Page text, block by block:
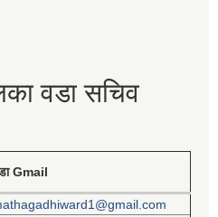
वडा सचिव
Gmail